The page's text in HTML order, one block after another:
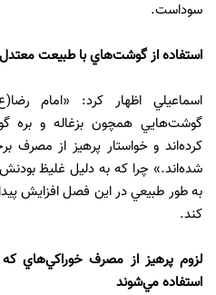
سوداست.
استفاده از گوشت‌هاي با طبيعت
اسماعيلي اظهار کرد: «امام
گوشت‌هايي همچون بزغاله و بره
کرده‌اند و خواستار پرهيز از
شده‌اند.» چرا که به دليل غليظ
به طور طبيعي در اين فصل افزايش
کند.
لزوم پرهيز از مصرف خوراکي‌هاي
استفاده مي‌شوند